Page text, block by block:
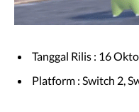
Tanggal Rilis : 16
Platform : Switch 2,